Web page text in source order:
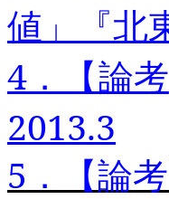
値」『北
4 ．【論考
2013.3
5 ．【論